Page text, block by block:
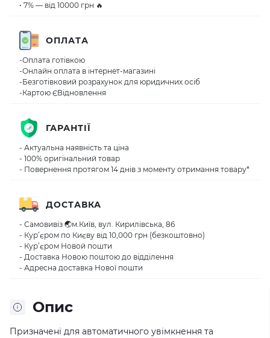
Опис
Призначені для автоматичного увімкнення та
• 7% — від 10000 грн 🔥
ОПЛАТА
-Оплата готівкою
-Онлайн оплата в інтернет-магазині
-Безготівковий розрахунок для юридичних осіб
-Картою ЄВідновлення
ГАРАНТІЇ
- Актуальна наявність та ціна
- 100% оригінальний товар
- Повернення протягом 14 днів з моменту отримання товару*
ДОСТАВКА
- Самовивіз 🌏м.Київ, вул. Кирилівська, 86
- Кур’єром по Києву від 10,000 грн (безкоштовно)
- Кур’єром Новой пошти
- Доставка Новою поштою до відділення
- Адресна доставка Нової пошти